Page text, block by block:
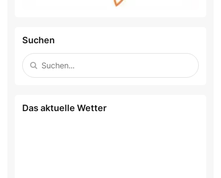
Suchen
Das aktuelle Wetter